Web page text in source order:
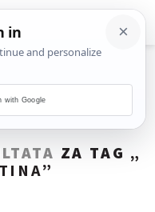
ZA TAG „
”
with Google